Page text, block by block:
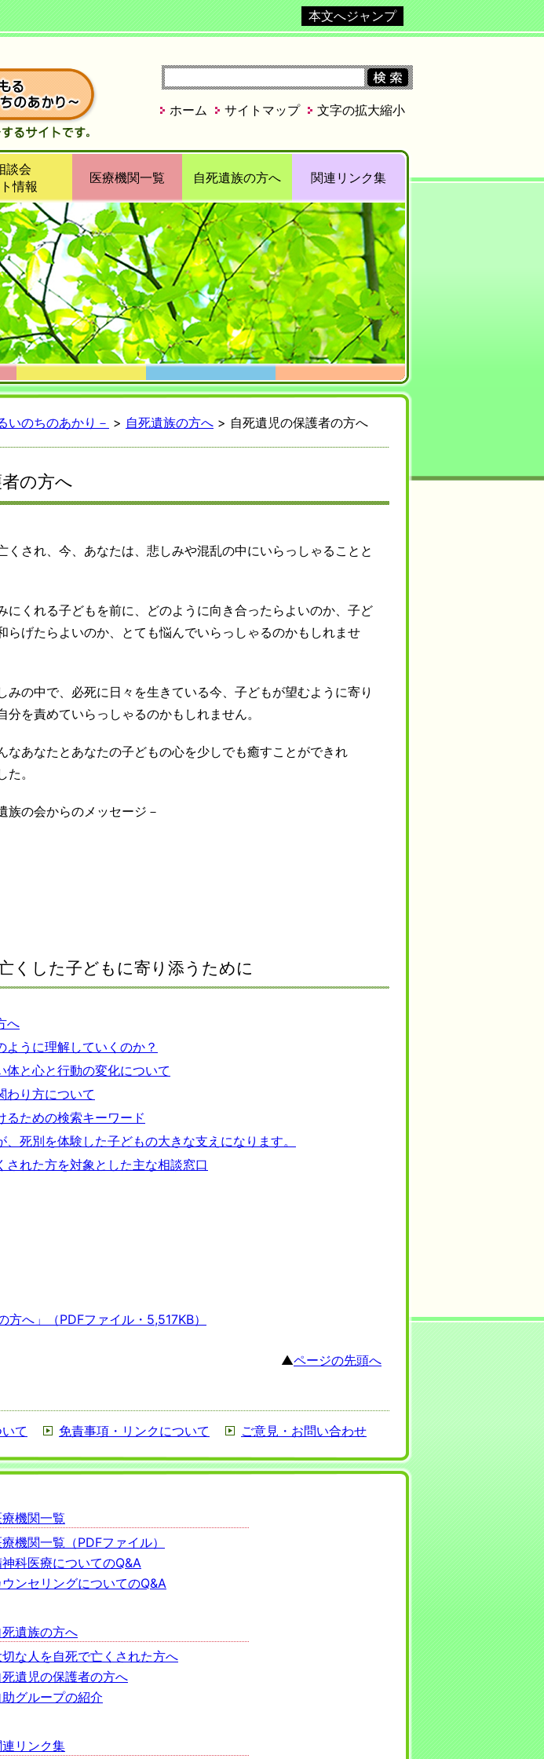
本文へジャンプ
談会
情報
医療機関一覧 自死遺族の方へ 関連リンク集
文字の拡大縮小
サイトマップ
ホーム
いのちのあかり－ > 自死遺族の方へ > 自死遺児の保護者の方へ
の方へ
くされ、今、あなたは、悲しみや混乱の中にいらっしゃることと
にくれる子どもを前に、どのように向き合ったらよいのか、子ど
らげたらよいのか、とても悩んでいらっしゃるのかもしれませ
みの中で、必死に日々を生きている今、子どもが望むように寄り
を責めていらっしゃるのかもしれません。
なあなたとあなたの子どもの心を少しでも癒すことができれ
。
族の会からのメッセージ－
くした子どもに寄り添うために
へ
ように理解していくのか？
体と心と行動の変化について
わり方について
るための検索キーワード
死別を体験した子どもの大きな支えになります。
された方を対象とした主な相談窓口
方へ」（PDFファイル・5,517KB）
▲ページの先頭へ
て 免責事項・リンクについて ご意見・お問い合わせ
療機関一覧
機関一覧（PDFファイル）
科医療についてのQ&A
ウンセリングについてのQ&A
死遺族の方へ
切な人を自死で亡くされた方へ
死遺児の保護者の方へ
助グループの紹介
リンク集